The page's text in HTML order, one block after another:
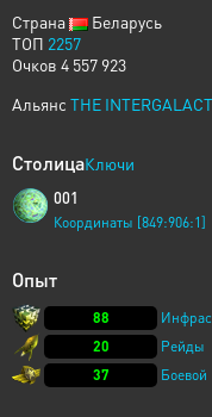
Страна
Беларусь
ТОП 2257
Очков 4 557 923
Альянс THE
СтолицаКлючи
001
Координаты [849:906:1]
Опыт
88
20
Рейды
37
Боевой